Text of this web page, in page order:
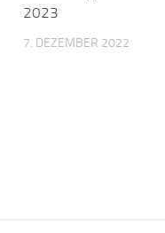
2023
7. DEZEMBER 2022